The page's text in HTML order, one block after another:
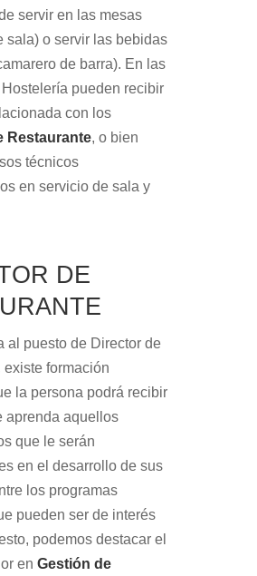
servir en las mesas
sala) o servir las bebidas
de barra). En las
pueden recibir
con los
Restaurante, o bien
técnicos
en servicio de sala y
DE
al puesto de Director de
existe formación
la persona podrá recibir
aprenda aquellos
que le serán
en el desarrollo de sus
los programas
pueden ser de interés
podemos destacar el
en Gestión de